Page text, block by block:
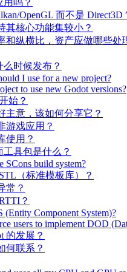
用吗？
OpenGL 而不是 Direct3D
其核心功能集较小？
和纵横比，资产应做哪些处
么时候发布？
I use for a new project?
to use new Godot versions?
始？
主意，该如何分享它？
游戏应用？
使用？
工具包是什么？
SCons build system?
（标准模板库）？
常？
？
(Entity Component System)?
users to implement DOD
的发展？
何联系？